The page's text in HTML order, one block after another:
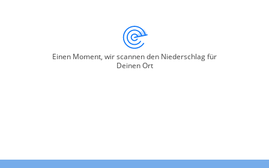
Einen Moment, wir scannen den Niederschlag für
Deinen Ort